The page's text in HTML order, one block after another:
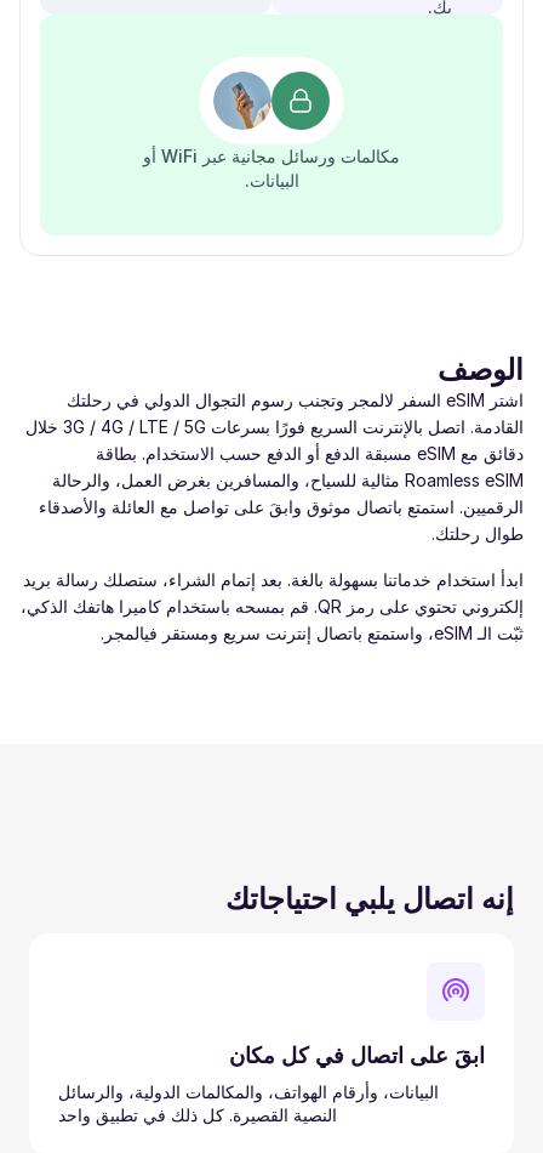
بك.
مكالمات ورسائل مجانية عبر WiFi أو
البيانات.
الوصف
اشتر eSIM السفر لالمجر وتجنب رسوم التجوال الدولي في رحلتك
القادمة. اتصل بالإنترنت السريع فورًا بسرعات ‎3G / 4G / LTE / 5G‎ خلال
دقائق مع eSIM مسبقة الدفع أو الدفع حسب الاستخدام. بطاقة
Roamless eSIM مثالية للسياح، والمسافرين بغرض العمل، والرحالة
الرقميين. استمتع باتصال موثوق وابقَ على تواصل مع العائلة والأصدقاء
طوال رحلتك.
ابدأ استخدام خدماتنا بسهولة بالغة. بعد إتمام الشراء، ستصلك رسالة بريد
إلكتروني تحتوي على رمز QR. قم بمسحه باستخدام كاميرا هاتفك الذكي،
ثبّت الـ eSIM، واستمتع باتصال إنترنت سريع ومستقر فيالمجر.
إنه اتصال يلبي احتياجاتك
ابقَ على اتصال في كل مكان
البيانات، وأرقام الهواتف، والمكالمات الدولية، والرسائل
النصية القصيرة. كل ذلك في تطبيق واحد